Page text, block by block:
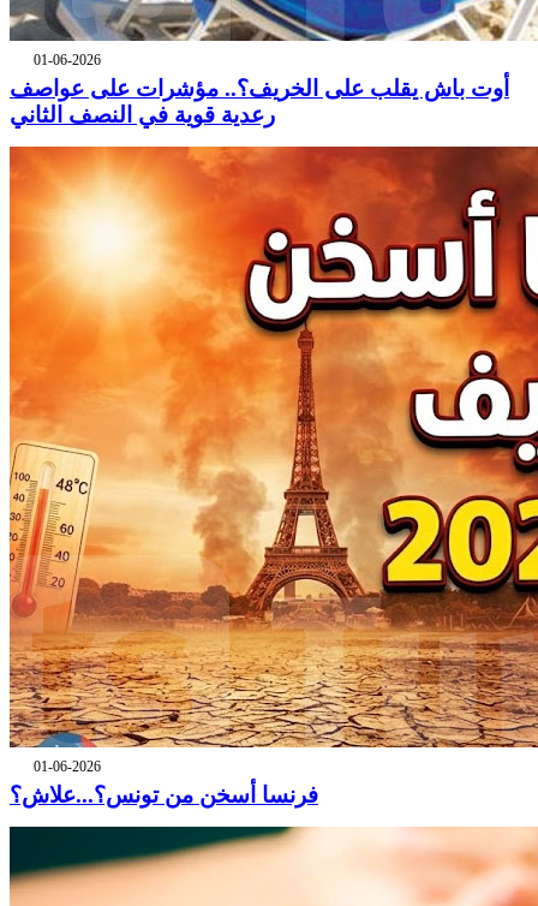
01-06-2026
أوت باش يقلب على الخريف؟.. مؤشرات على عواصف
رعدية قوية في النصف الثاني
01-06-2026
فرنسا أسخن من تونس؟...علاش؟